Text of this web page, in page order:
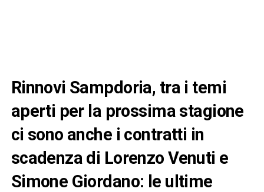
Rinnovi Sampdoria, tra i temi
aperti per la prossima stagione
ci sono anche i contratti in
scadenza di Lorenzo Venuti e
Simone Giordano: le ultime